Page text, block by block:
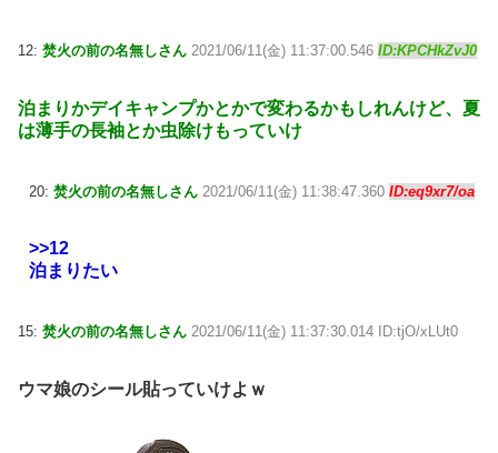
12: 焚火の前の名無しさん 2021/06/11(金) 11:37:00.546 ID:KPCHkZvJ0
泊まりかデイキャンプかとかで変わるかもしれんけど、夏
は薄手の長袖とか虫除けもっていけ
20: 焚火の前の名無しさん 2021/06/11(金) 11:38:47.360 ID:eq9xr7/oa
>>12
泊まりたい
15: 焚火の前の名無しさん 2021/06/11(金) 11:37:30.014 ID:tjO/xLUt0
ウマ娘のシール貼っていけよｗ